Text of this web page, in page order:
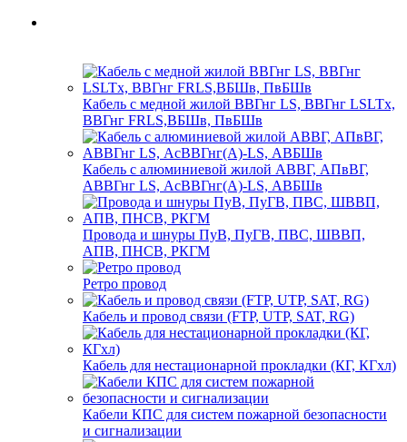
Кабель с медной жилой ВВГнг LS, ВВГнг LSLTx,
ВВГнг FRLS,ВБШв, ПвБШв
Кабель с алюминиевой жилой АВВГ, АПвВГ,
АВВГнг LS, АсВВГнг(А)-LS, АВБШв
Провода и шнуры ПуВ, ПуГВ, ПВС, ШВВП,
АПВ, ПНСВ, РКГМ
Ретро провод
Кабель и провод связи (FTP, UTP, SAT, RG)
Кабель для нестационарной прокладки (КГ, КГхл)
Кабели КПС для систем пожарной безопасности
и сигнализации